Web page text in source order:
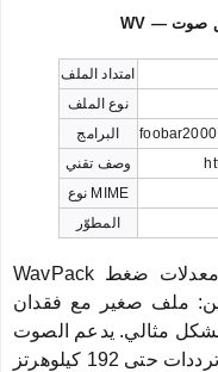
امتداد الملف
نوع الملف
البرامج
وصف تقني
نوع MIME
المطوّر
WavPack هو تنسيق صوتي بدون فقدان يوفر معدلات ضغط
ملف صغير مع فقدان
مثالي. يدعم الصوت